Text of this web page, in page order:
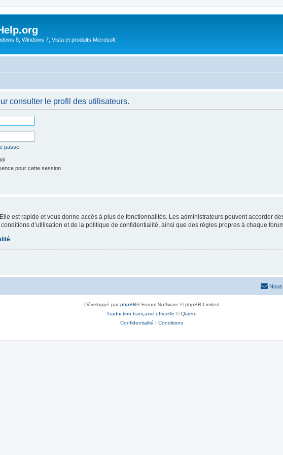
8, Windows 7, Vista et produits Microsoft
consulter le profil des utilisateurs.
passe
pour cette session
est rapide et vous donne accès à plus de fonctionnalités. Les administrateurs peuvent accorder
d’utilisation et de la politique de confidentialité, ainsi que des règles propres à chaque
Développé parphpBB® Forum Software © phpBB Limited
Traduction française officielle ©Qiaeru
Confidentialité | Conditions